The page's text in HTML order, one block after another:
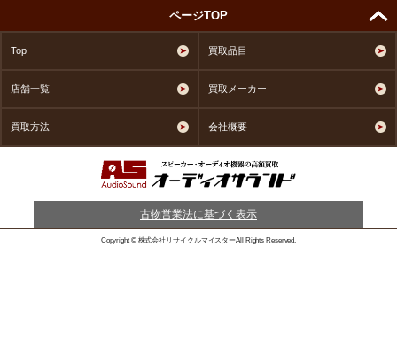
ページTOP
Top 買取品目
店舗一覧 買取メーカー
買取方法 会社概要
古物営業法に基づく表示
Copyright © 株式会社リサイクルマイスターAll Rights Reserved.